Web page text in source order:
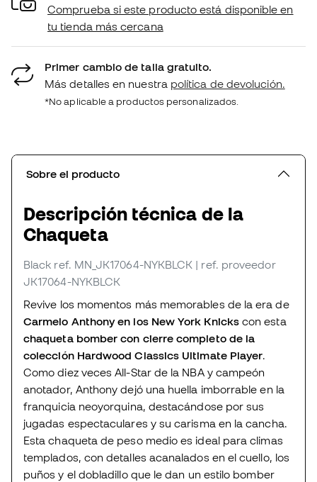
Comprueba si este producto está disponible en
tu tienda más cercana
Primer cambio de talla gratuito.
Más detalles en nuestra política de devolución.
*No aplicable a productos personalizados.
Sobre el producto
Descripción técnica de la
Chaqueta
Black ref. MN_JK17064-NYKBLCK | ref. proveedor
JK17064-NYKBLCK
Revive los momentos más memorables de la era de
Carmelo Anthony en los New York Knickscon esta
chaqueta bomber con cierre completo de la
colección Hardwood Classics Ultimate Player.
Como diez veces All-Star de la NBA y campeón
anotador, Anthony dejó una huella imborrable en la
franquicia neoyorquina, destacándose por sus
jugadas espectaculares y su carisma en la cancha.
Esta chaqueta de peso medio es ideal para climas
templados, con detalles acanalados en el cuello, los
puños y el dobladillo que le dan un estilo bomber